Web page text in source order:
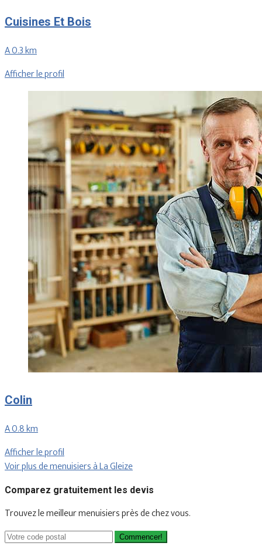
Cuisines Et Bois
A 0.3 km
Afficher le profil
Colin
A 0.8 km
Afficher le profil
Voir plus de menuisiers à La Gleize
Comparez gratuitement les devis
Trouvez le meilleur menuisiers près de chez vous.
Commencer!